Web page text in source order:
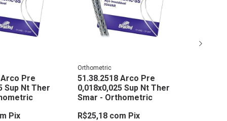
Arco Pre
Sup Nt Ther
Pix
Orthometric
51.38.2518 Arco Pre
0,018x0,025 Sup Nt Ther
Smar - Orthometric
R$25,18 com Pix